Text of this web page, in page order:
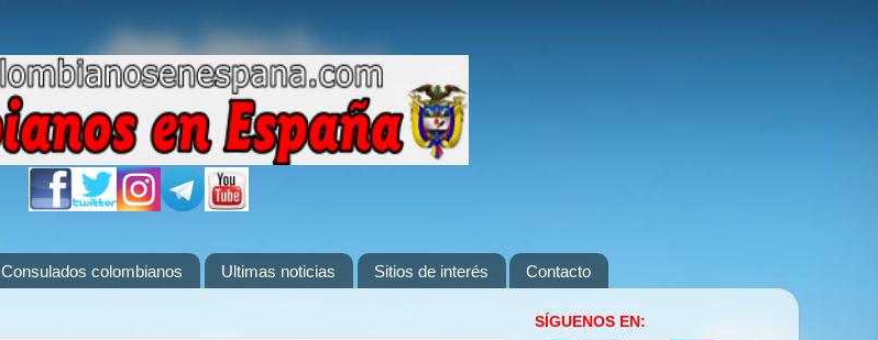
Consulados colombianos Ultimas noticias Sitios de interés Contacto
SÍGUENOS EN: